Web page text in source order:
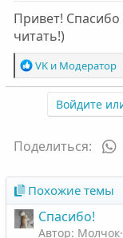
Привет!
читать!)
Р
е
и
VKи Модератор
Войдите
Поделиться:
Похожие темы
Спасибо!
Автор: Молчок